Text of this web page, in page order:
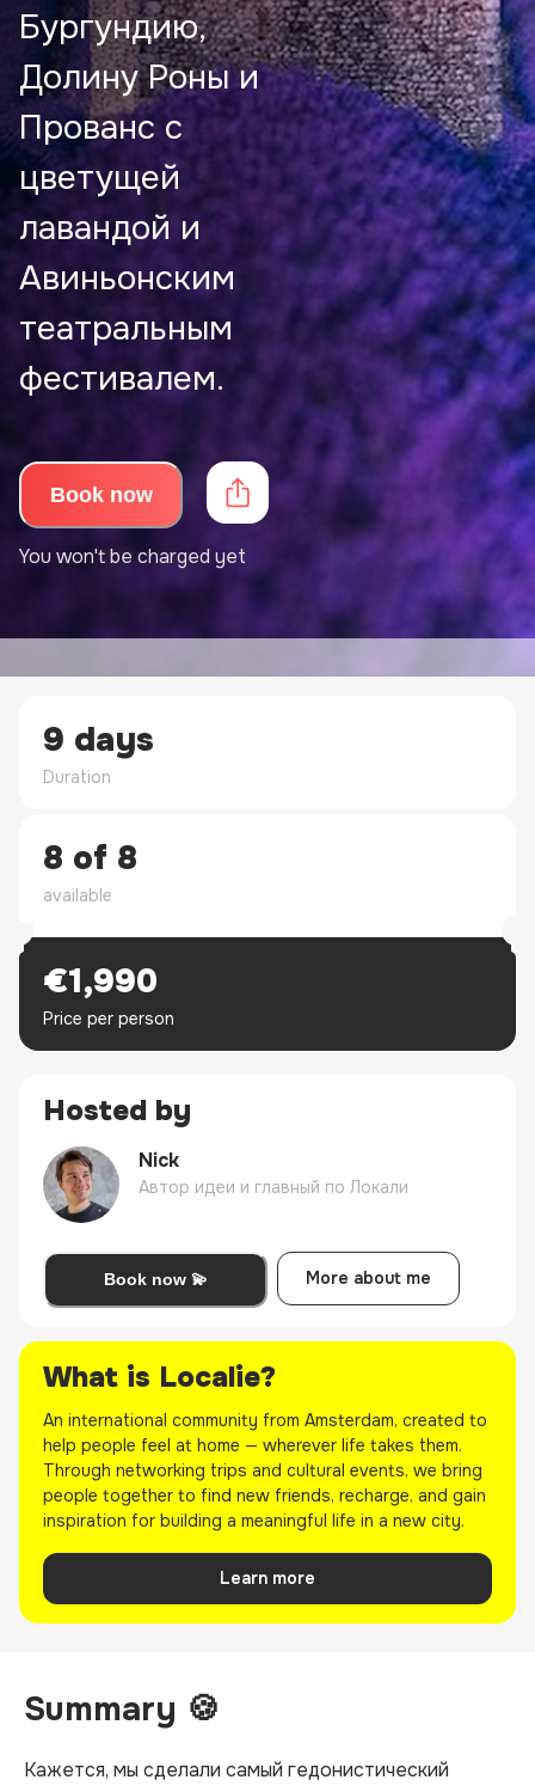
Бургундию,
Долину Роны и
Прованс с
цветущей
лавандой и
Авиньонским
театральным
фестивалем.
Book now
You won't be charged yet
9 days
Duration
8 of 8
available
€1,990
Price per person
Hosted by
Nick
Автор идеи и главный по Локали
Book now 💫 More about me
What is Localie?
An international community from Amsterdam, created to
help people feel at home — wherever life takes them.
Through networking trips and cultural events, we bring
people together to find new friends, recharge, and gain
inspiration for building a meaningful life in a new city.
Learn more
Summary 🍪
Кажется, мы сделали самый гедонистический